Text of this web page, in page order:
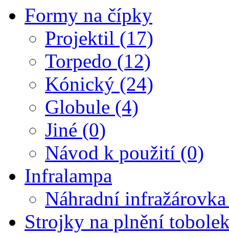
Formy na čípky
Projektil (17)
Torpedo (12)
Kónický (24)
Globule (4)
Jiné (0)
Návod k použití (0)
Infralampa
Náhradní
Strojky na plnění